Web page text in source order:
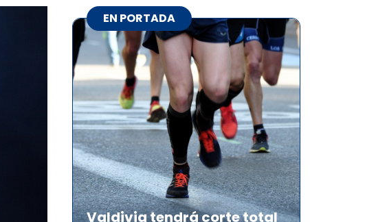
EN PORTADA
Valdivia tendrá corte total